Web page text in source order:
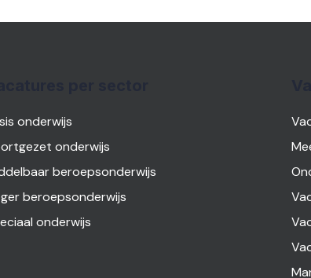
onderwijs
onderwijs
beroepsonderwijs
beroepsonderwijs
onderwijs